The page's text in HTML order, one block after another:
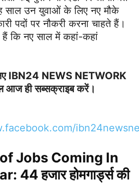
साल उन युवाओं के लिए नए मौके
पदों पर नौकरी करना चाहते हैं।
कि नए साल में कहां-कहां
IBN24 NEWS NETWORK
ही सब्सक्राइब करें।
Jobs Coming In
44 हजार होमगार्ड्स की